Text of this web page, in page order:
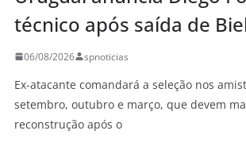
técnico após saída de
06/08/2026 spnoticias
Ex-atacante comandará a seleção nos
setembro, outubro e março, que devem
reconstrução após o